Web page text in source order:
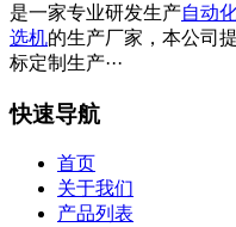
是一家专业研发生产自动
选机的生产厂家，本公司
标定制生产···
快速导航
首页
关于我们
产品列表